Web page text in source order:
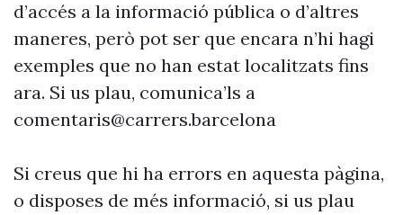
d’accés a la informació pública o d’altres
maneres, però pot ser que encara n’hi hagi
exemples que no han estat localitzats fins
ara. Si us plau, comunica’ls a
comentaris@carrers.barcelona
Si creus que hi ha errors en aquesta pàgina,
o disposes de més informació, si us plau